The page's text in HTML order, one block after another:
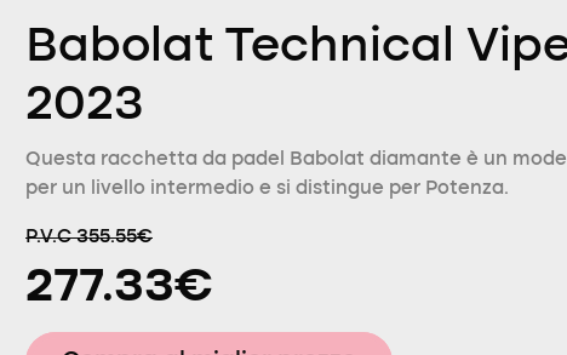
Babolat Technical
2023
Questa racchetta da padel Babolat diamante è un
per un livello intermedio e si distingue per Potenza.
P.V.C 355.55€
277.33€